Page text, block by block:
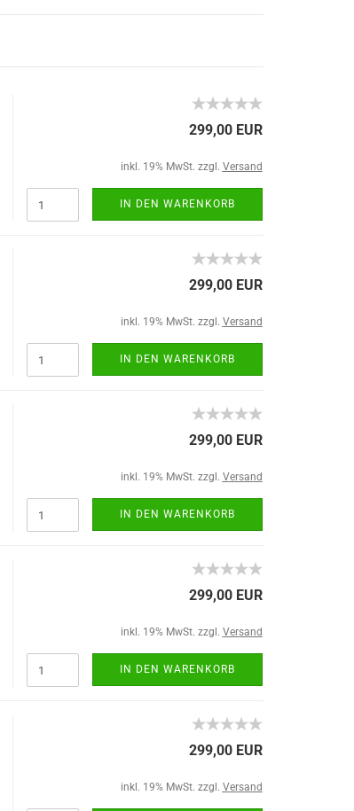
299,00 EUR
inkl. 19% MwSt. zzgl. Versand
IN DEN WARENKORB
299,00 EUR
inkl. 19% MwSt. zzgl. Versand
IN DEN WARENKORB
299,00 EUR
inkl. 19% MwSt. zzgl. Versand
IN DEN WARENKORB
299,00 EUR
inkl. 19% MwSt. zzgl. Versand
IN DEN WARENKORB
299,00 EUR
inkl. 19% MwSt. zzgl. Versand